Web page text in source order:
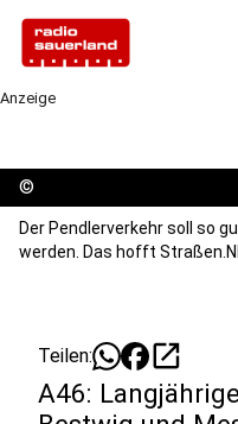
Anzeige
©
Der Pendlerverkehr soll so
werden. Das hofft
Teilen: open_in_new
A46: